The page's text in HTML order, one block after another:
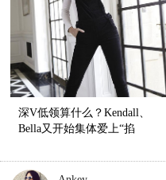
深V低领算什么？Kendall、
Bella又开始集体爱上“掐